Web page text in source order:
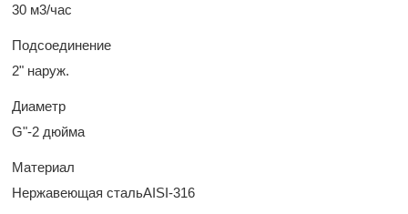
30 м3/час
Подсоединение
2" наруж.
Диаметр
G"-2 дюйма
Материал
Нержавеющая стальAISI-316